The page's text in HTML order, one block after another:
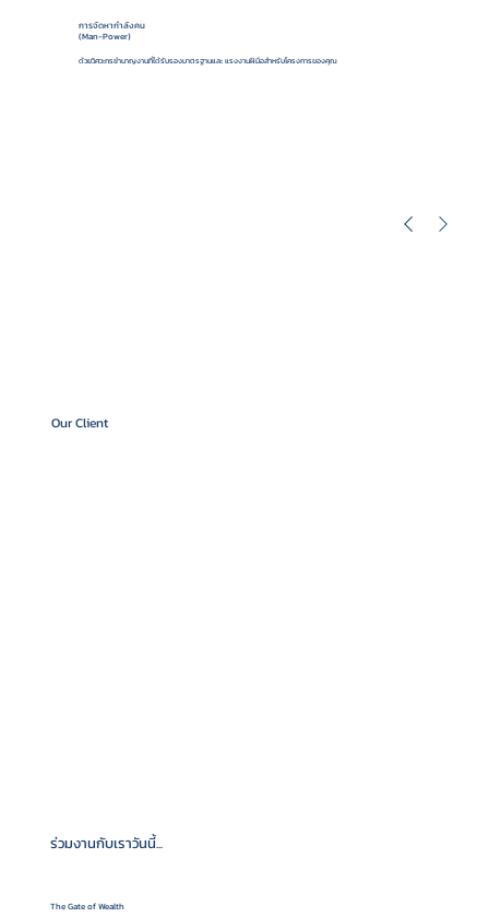
การจัดหากำลังคน
(Man-Power)
ด้วยวิศวะกรชำนาญงานที่ได้รับรองมาตรฐานและ แรงงานฝีมือสำหรับโครงการของคุณ
Our Client
ร่วมงานกับเราวันนี้...
The Gate of Wealth